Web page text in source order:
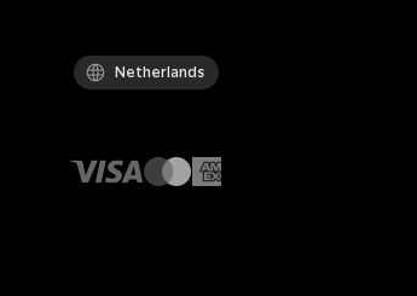
Netherlands